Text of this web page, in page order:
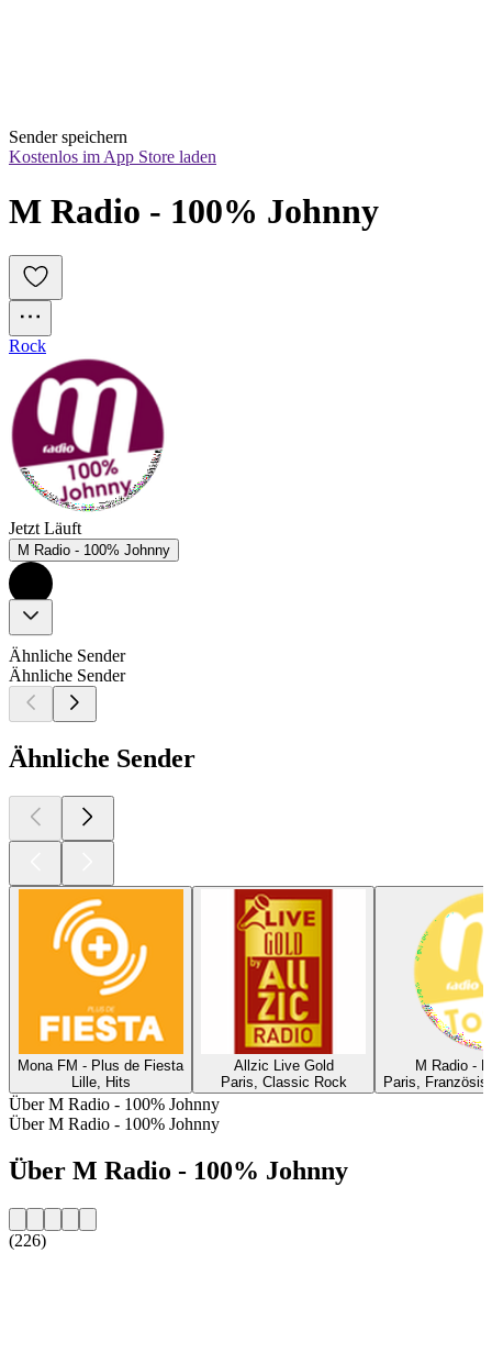
Sender speichern
Kostenlos im App Store laden
M Radio - 100% Johnny
Rock
Jetzt Läuft
M Radio - 100% Johnny
Ähnliche Sender
Ähnliche Sender
Ähnliche Sender
Mona FM - Plus de Fiesta
Lille, Hits
Allzic Live Gold
Paris, Classic Rock
M Radio -
Paris,
Über M Radio - 100% Johnny
Über M Radio - 100% Johnny
Über M Radio - 100% Johnny
(226)